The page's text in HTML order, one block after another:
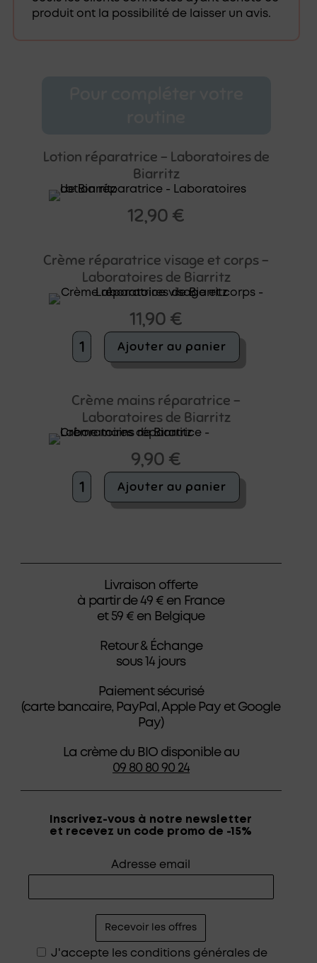
produit ont la possibilité de laisser un avis.
Lotion réparatrice – Laboratoires de
Biarritz
12,90 €
Crème réparatrice visage et corps –
Laboratoires de Biarritz
11,90 €
quantité
de
visage
et
corps
-
Biarritz
Ajouter au panier
Crème mains réparatrice –
Laboratoires de Biarritz
9,90 €
quantité
de
Laboratoires
Ajouter au panier
Livraison offerte
à partir de 49 € en France
et 59 € en Belgique
Retour & Échange
sous 14 jours
Paiement sécurisé
(carte bancaire, PayPal, Apple Pay et Google
Pay)
La crème du BIO disponible au
09 80 80 90 24
Inscrivez-vous à notre newsletter
et recevez un code promo de -15%
Adresse email
J'accepte les conditions générales de